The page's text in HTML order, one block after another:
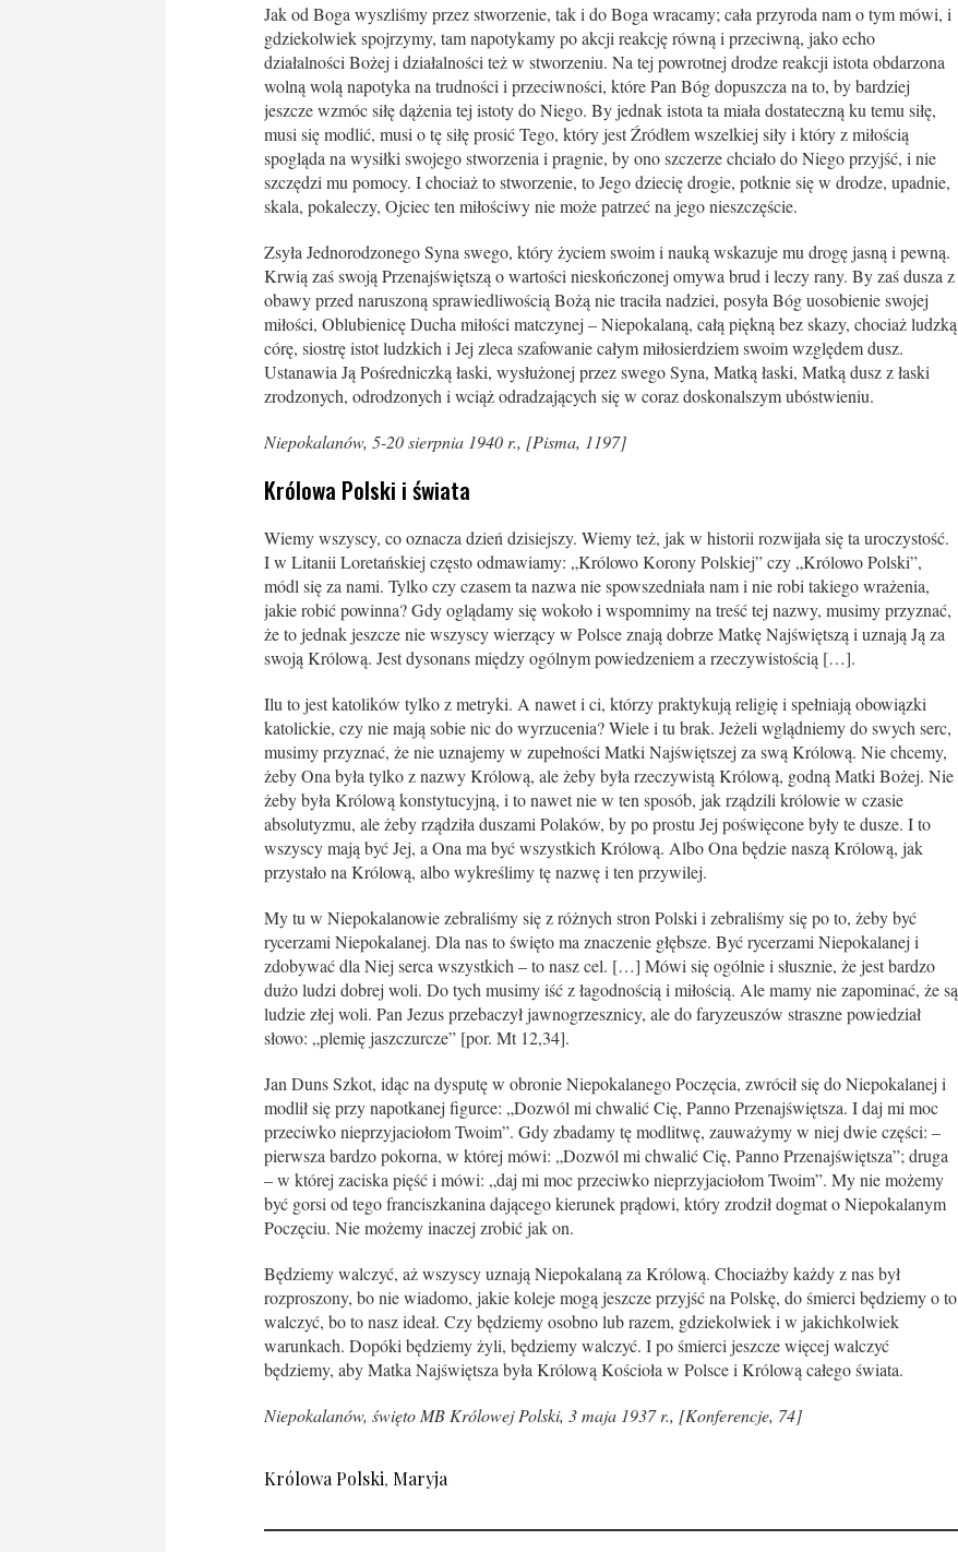
Jak od Boga wyszliśmy przez stworzenie, tak i do Boga wracamy; cała przyroda nam o tym mówi, i
gdziekolwiek spojrzymy, tam napotykamy po akcji reakcję równą i przeciwną, jako echo
działalności Bożej i działalności też w stworzeniu. Na tej powrotnej drodze reakcji istota obdarzona
wolną wolą napotyka na trudności i przeciwności, które Pan Bóg dopuszcza na to, by bardziej
jeszcze wzmóc siłę dążenia tej istoty do Niego. By jednak istota ta miała dostateczną ku temu siłę,
musi się modlić, musi o tę siłę prosić Tego, który jest Źródłem wszelkiej siły i który z miłością
spogląda na wysiłki swojego stworzenia i pragnie, by ono szczerze chciało do Niego przyjść, i nie
szczędzi mu pomocy. I chociaż to stworzenie, to Jego dziecię drogie, potknie się w drodze, upadnie,
skala, pokaleczy, Ojciec ten miłościwy nie może patrzeć na jego nieszczęście.
Zsyła Jednorodzonego Syna swego, który życiem swoim i nauką wskazuje mu drogę jasną i pewną.
Krwią zaś swoją Przenajświętszą o wartości nieskończonej omywa brud i leczy rany. By zaś dusza z
obawy przed naruszoną sprawiedliwością Bożą nie traciła nadziei, posyła Bóg uosobienie swojej
miłości, Oblubienicę Ducha miłości matczynej – Niepokalaną, całą piękną bez skazy, chociaż ludzką
córę, siostrę istot ludzkich i Jej zleca szafowanie całym miłosierdziem swoim względem dusz.
Ustanawia Ją Pośredniczką łaski, wysłużonej przez swego Syna, Matką łaski, Matką dusz z łaski
zrodzonych, odrodzonych i wciąż odradzających się w coraz doskonalszym ubóstwieniu.
Niepokalanów, 5-20 sierpnia 1940 r., [Pisma, 1197]
Królowa Polski i świata
Wiemy wszyscy, co oznacza dzień dzisiejszy. Wiemy też, jak w historii rozwijała się ta uroczystość.
I w Litanii Loretańskiej często odmawiamy: „Królowo Korony Polskiej” czy „Królowo Polski”,
módl się za nami. Tylko czy czasem ta nazwa nie spowszedniała nam i nie robi takiego wrażenia,
jakie robić powinna? Gdy oglądamy się wokoło i wspomnimy na treść tej nazwy, musimy przyznać,
że to jednak jeszcze nie wszyscy wierzący w Polsce znają dobrze Matkę Najświętszą i uznają Ją za
swoją Królową. Jest dysonans między ogólnym powiedzeniem a rzeczywistością […].
Ilu to jest katolików tylko z metryki. A nawet i ci, którzy praktykują religię i spełniają obowiązki
katolickie, czy nie mają sobie nic do wyrzucenia? Wiele i tu brak. Jeżeli wglądniemy do swych serc,
musimy przyznać, że nie uznajemy w zupełności Matki Najświętszej za swą Królową. Nie chcemy,
żeby Ona była tylko z nazwy Królową, ale żeby była rzeczywistą Królową, godną Matki Bożej. Nie
żeby była Królową konstytucyjną, i to nawet nie w ten sposób, jak rządzili królowie w czasie
absolutyzmu, ale żeby rządziła duszami Polaków, by po prostu Jej poświęcone były te dusze. I to
wszyscy mają być Jej, a Ona ma być wszystkich Królową. Albo Ona będzie naszą Królową, jak
przystało na Królową, albo wykreślimy tę nazwę i ten przywilej.
My tu w Niepokalanowie zebraliśmy się z różnych stron Polski i zebraliśmy się po to, żeby być
rycerzami Niepokalanej. Dla nas to święto ma znaczenie głębsze. Być rycerzami Niepokalanej i
zdobywać dla Niej serca wszystkich – to nasz cel. […] Mówi się ogólnie i słusznie, że jest bardzo
dużo ludzi dobrej woli. Do tych musimy iść z łagodnością i miłością. Ale mamy nie zapominać, że są
ludzie złej woli. Pan Jezus przebaczył jawnogrzesznicy, ale do faryzeuszów straszne powiedział
słowo: „plemię jaszczurcze” [por. Mt 12,34].
Jan Duns Szkot, idąc na dysputę w obronie Niepokalanego Poczęcia, zwrócił się do Niepokalanej i
modlił się przy napotkanej figurce: „Dozwól mi chwalić Cię, Panno Przenajświętsza. I daj mi moc
przeciwko nieprzyjaciołom Twoim”. Gdy zbadamy tę modlitwę, zauważymy w niej dwie części: –
pierwsza bardzo pokorna, w której mówi: „Dozwól mi chwalić Cię, Panno Przenajświętsza”; druga
– w której zaciska pięść i mówi: „daj mi moc przeciwko nieprzyjaciołom Twoim”. My nie możemy
być gorsi od tego franciszkanina dającego kierunek prądowi, który zrodził dogmat o Niepokalanym
Poczęciu. Nie możemy inaczej zrobić jak on.
Będziemy walczyć, aż wszyscy uznają Niepokalaną za Królową. Chociażby każdy z nas był
rozproszony, bo nie wiadomo, jakie koleje mogą jeszcze przyjść na Polskę, do śmierci będziemy o to
walczyć, bo to nasz ideał. Czy będziemy osobno lub razem, gdziekolwiek i w jakichkolwiek
warunkach. Dopóki będziemy żyli, będziemy walczyć. I po śmierci jeszcze więcej walczyć
będziemy, aby Matka Najświętsza była Królową Kościoła w Polsce i Królową całego świata.
Niepokalanów, święto MB Królowej Polski, 3 maja 1937 r., [Konferencje, 74]
Królowa Polski, Maryja